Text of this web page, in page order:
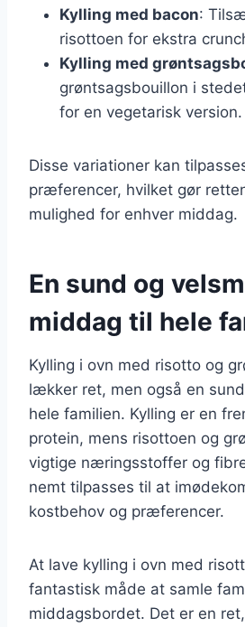
Kylling med bacon:
risottoen for ekstra
Kylling med
grøntsagsbouillon i
for en vegetarisk version.
Disse variationer kan
præferencer, hvilket gør
mulighed for enhver middag.
En sund og
middag til hele
Kylling i ovn med risotto og
lækker ret, men også en
hele familien. Kylling er en
protein, mens risottoen og
vigtige næringsstoffer og
nemt tilpasses til at
kostbehov og præferencer.
At lave kylling i ovn med
fantastisk måde at samle
middagsbordet. Det er en